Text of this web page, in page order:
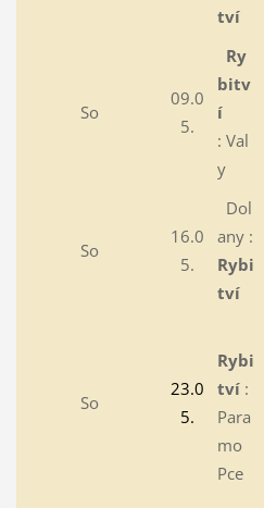
tví
So
09.0
5.
Ry
bitv
í
: Val
y
So
16.0
5.
Dol
any :
Rybi
tví
So
23.0
5.
Rybi
tví:
Para
mo
Pce